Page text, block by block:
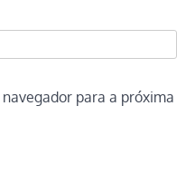
para a próxima